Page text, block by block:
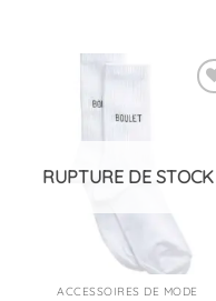
RUPTURE DE STOCK
ACCESSOIRES DE MODE